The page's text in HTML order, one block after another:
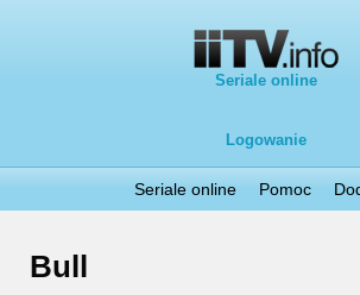
Seriale online
Logowanie
Seriale online Pomoc
Bull